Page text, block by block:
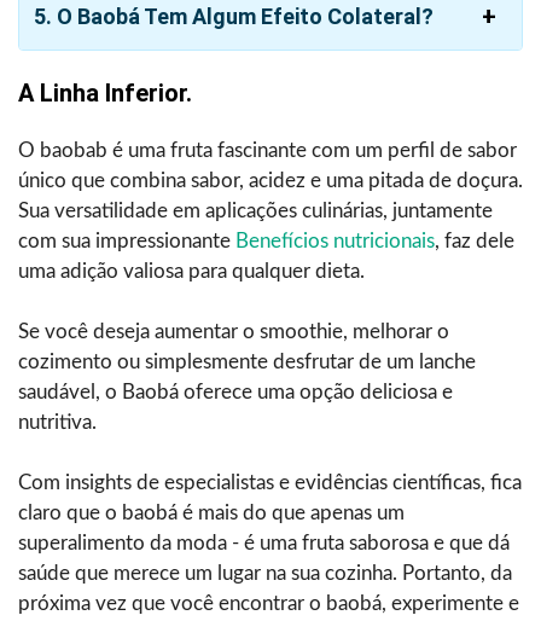
5. O Baobá Tem Algum Efeito Colateral?
A Linha Inferior.
O baobab é uma fruta fascinante com um perfil de sabor
único que combina sabor, acidez e uma pitada de doçura.
Sua versatilidade em aplicações culinárias, juntamente
com sua impressionante Benefícios nutricionais, faz dele
uma adição valiosa para qualquer dieta.
Se você deseja aumentar o smoothie, melhorar o
cozimento ou simplesmente desfrutar de um lanche
saudável, o Baobá oferece uma opção deliciosa e
nutritiva.
Com insights de especialistas e evidências científicas, fica
claro que o baobá é mais do que apenas um
superalimento da moda - é uma fruta saborosa e que dá
saúde que merece um lugar na sua cozinha. Portanto, da
próxima vez que você encontrar o baobá, experimente e